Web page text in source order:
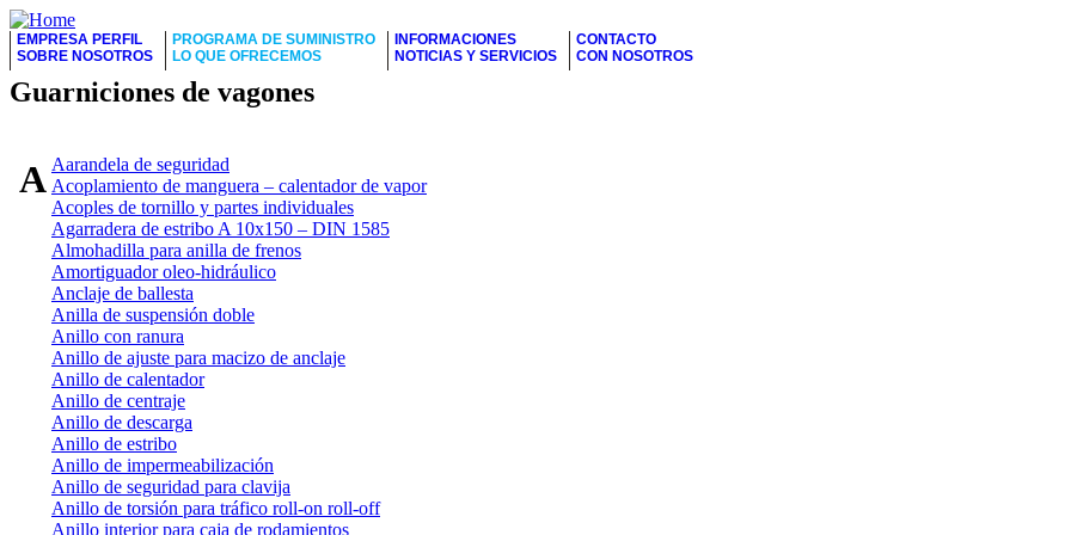
EMPRESA PERFIL
SOBRE NOSOTROS
PROGRAMA DE SUMINISTRO
LO QUE OFRECEMOS
INFORMACIONES
NOTICIAS Y SERVICIOS
CONTACTO
CON NOSOTROS
Guarniciones de vagones
AAarandela de seguridad
Acoplamiento de manguera – calentador de vapor
Acoples de tornillo y partes individuales
Agarradera de estribo A 10x150 – DIN 1585
Almohadilla para anilla de frenos
Amortiguador oleo-hidráulico
Anclaje de ballesta
Anilla de suspensión doble
Anillo con ranura
Anillo de ajuste para macizo de anclaje
Anillo de calentador
Anillo de centraje
Anillo de descarga
Anillo de estribo
Anillo de impermeabilización
Anillo de seguridad para clavija
Anillo de torsión para tráfico roll-on roll-off
Anillo interior para caja de rodamientos